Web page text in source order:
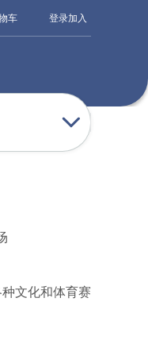
车 登录加入
文化和体育赛